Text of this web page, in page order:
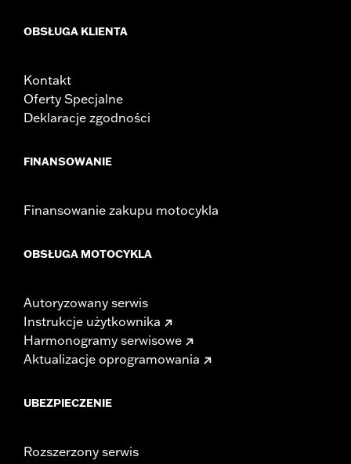
OBSŁUGA KLIENTA
Kontakt
Oferty Specjalne
Deklaracje zgodności
FINANSOWANIE
Finansowanie zakupu motocykla
OBSŁUGA MOTOCYKLA
Autoryzowany serwis
Instrukcje użytkownika
Harmonogramy serwisowe
Aktualizacje oprogramowania
UBEZPIECZENIE
Rozszerzony serwis